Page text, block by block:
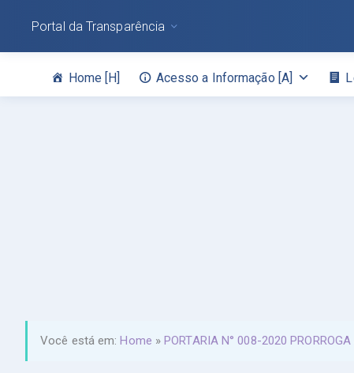
Home [H] Acesso a Informação [A]
Portal da Transparência
Você está em:Home »PORTARIA N° 008-2020